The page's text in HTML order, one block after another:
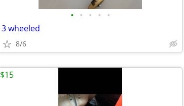
• • • • •
3 wheeled
8/6
$15